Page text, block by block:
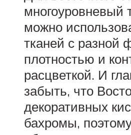
многоуровневый
можно
тканей с разной
плотностью и
расцветкой. И
забыть, что
декоративных
бахромы,